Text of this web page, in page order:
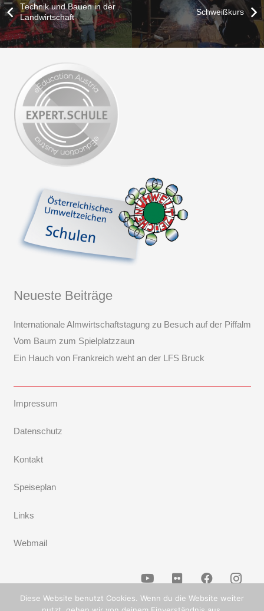
Technik und Bauen in der
Landwirtschaft
Schweißkurs
Neueste Beiträge
Internationale Almwirtschaftstagung zu Besuch auf der Piffalm
Vom Baum zum Spielplatzzaun
Ein Hauch von Frankreich weht an der LFS Bruck
Impressum
Datenschutz
Kontakt
Speiseplan
Links
Webmail
Diese Website benutzt Cookies. Wenn du die Website weiter